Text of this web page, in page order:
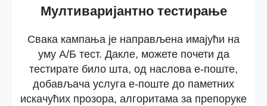
Мултиваријантно тестирање
Свака кампања је направљена имајући на
уму А/Б тест. Дакле, можете почети да
тестирате било шта, од наслова е-поште,
добављача услуга е-поште до паметних
искачућих прозора, алгоритама за препоруке